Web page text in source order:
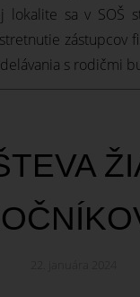
lokalite sa v SOŠ
zástupcov
s rodičmi